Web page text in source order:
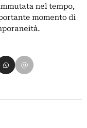
nel tempo,
momento di
LinkedIn
su Pinterest
su WhatsApp
Condividi su Email